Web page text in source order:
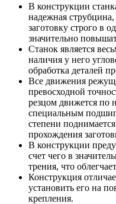
В конструкции
надежная струбцина,
заготовку строго в
значительно
Станок является
наличия у него
обработка деталей
Все движения
превосходной
резцом движется по
специальным
степени
прохождения
В конструкции
счет чего в
трения, что
Конструкция
установить его на
крепления.